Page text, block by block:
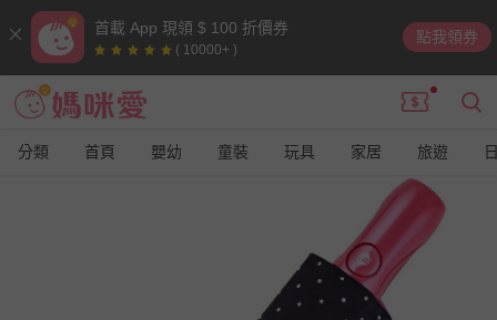
首載 App 現領 $ 100 折價券
( 10000+ )
點我領券
分類 首頁 嬰幼 童裝 玩具 家居 旅遊